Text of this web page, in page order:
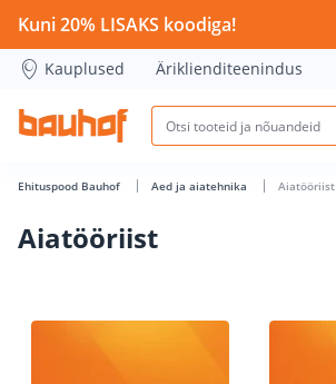
Aiatööriist - Bauhof has loaded
Kuni 20% LISAKS koodiga!
Kauplused Äriklienditeenindus
Ehituspood Bauhof Aed ja aiatehnika Aiatööriist
Aiatööriist